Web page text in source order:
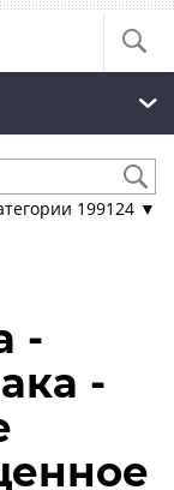
199124 ▼
-
-